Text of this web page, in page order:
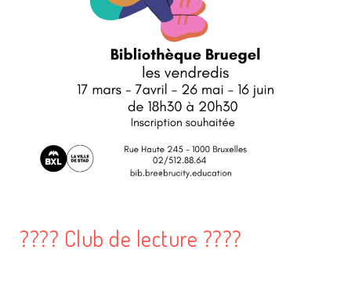
???? Club de lecture ????